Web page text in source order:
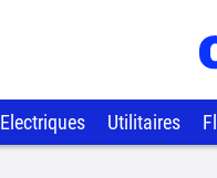
Electriques Utilitaires